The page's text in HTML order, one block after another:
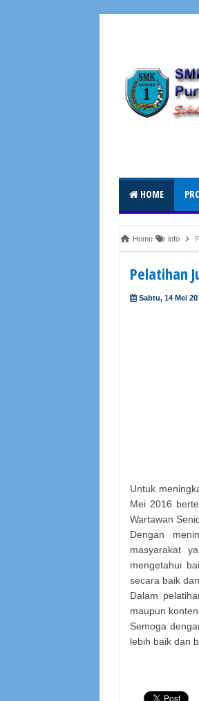
HOME
Home info
Pelatihan
Sabtu, 14 Mei
Untuk
Mei 2016
Wartawan
Dengan
masyarakat
mengetahui
secara baik
Dalam
maupun
Semoga
lebih baik dan